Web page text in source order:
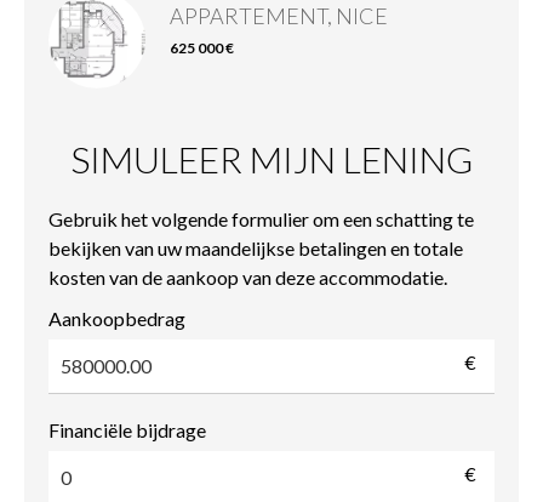
APPARTEMENT, NICE
625 000 €
SIMULEER MIJN LENING
Gebruik het volgende formulier om een schatting te
bekijken van uw maandelijkse betalingen en totale
kosten van de aankoop van deze accommodatie.
Aankoopbedrag
€
Financiële bijdrage
€